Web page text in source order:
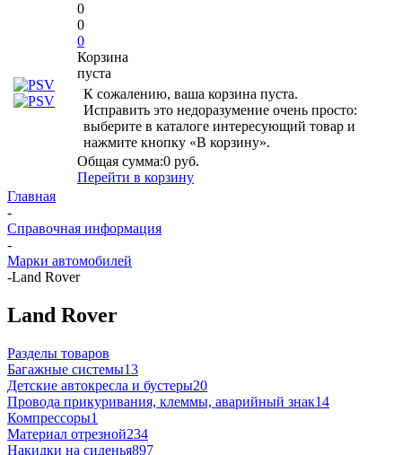
0
0
0
Корзина
пуста
К сожалению, ваша корзина пуста.
Исправить это недоразумение очень просто:
выберите в каталоге интересующий товар и
нажмите кнопку «В корзину».
Общая сумма:0 руб.
Перейти в корзину
Главная
-
Справочная информация
-
Марки автомобилей
-Land Rover
Land Rover
Разделы товаров
Багажные системы13
Детские автокресла и бустеры20
Провода прикуривания, клеммы, аварийный знак14
Компрессоры1
Материал отрезной234
Накидки на сиденья897